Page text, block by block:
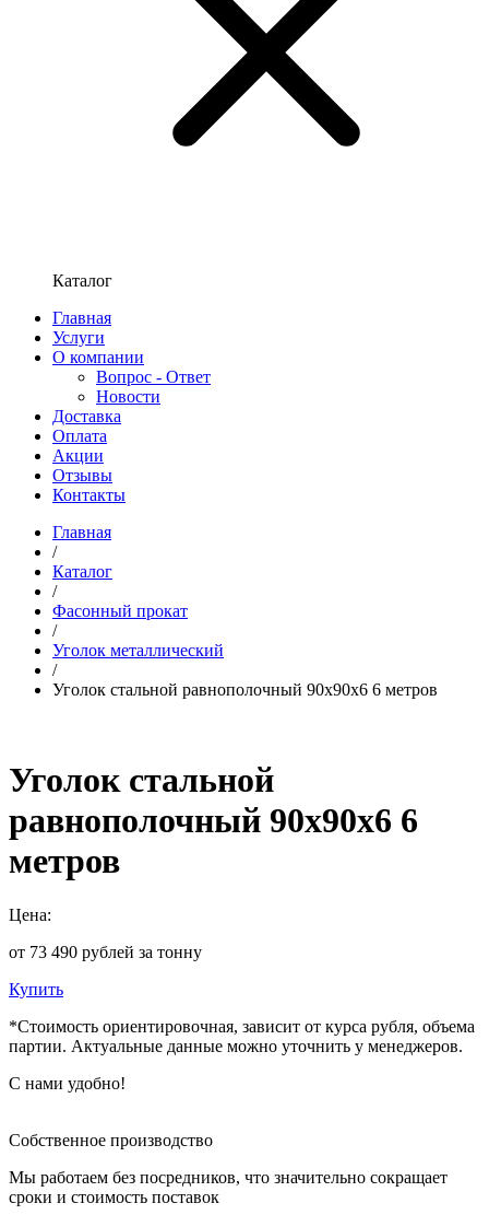
Каталог
Главная
Услуги
О компании
Вопрос - Ответ
Новости
Доставка
Оплата
Акции
Отзывы
Контакты
Главная
/
Каталог
/
Фасонный прокат
/
Уголок металлический
/
Уголок стальной равнополочный 90х90х6 6 метров
Уголок стальной
равнополочный 90х90х6 6
метров
Цена:
от 73 490 рублей за тонну
Купить
*Стоимость ориентировочная, зависит от курса рубля, объема
партии. Актуальные данные можно уточнить у менеджеров.
С нами удобно!
Собственное производство
Мы работаем без посредников, что значительно сокращает
сроки и стоимость поставок